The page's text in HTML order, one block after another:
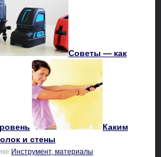
Советы — как
Каким
и стены
Инструмент, материалы